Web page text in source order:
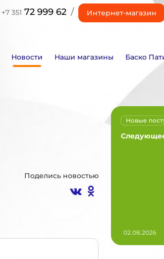
+7 351 72 999 62 / Интернет-магазин
Новости Наши магазины Баско
Поделись новостью
Новые
02.08.2026